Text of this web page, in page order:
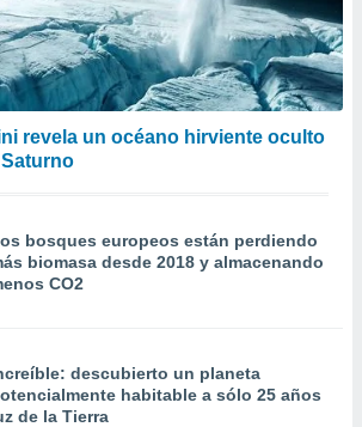
revela un océano hirviente oculto
bosques europeos están perdiendo
biomasa desde 2018 y almacenando
CO2
descubierto un planeta
habitable a sólo 25 años
de la Tierra